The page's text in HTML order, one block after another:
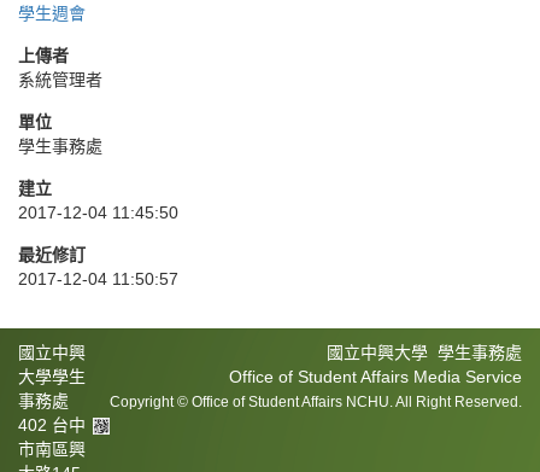
學生週會
上傳者
系統管理者
單位
學生事務處
建立
2017-12-04 11:45:50
最近修訂
2017-12-04 11:50:57
國立中興大學 學生事務處
Office of Student Affairs Media Service
Copyright © Office of Student Affairs NCHU. All Right Reserved.
國立中興
大學學生
事務處
402 台中
市南區興